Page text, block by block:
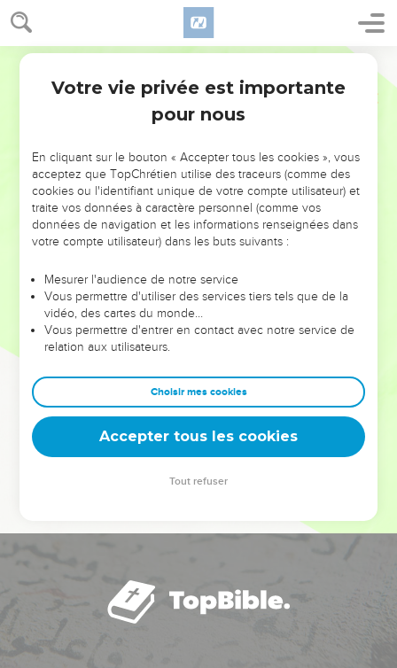
NE MANQUEZ PAS L’ÉVÉNEMENT
DE L’ANNÉE !
ET SI LEURS ERREURS POUVAIENT VOUS ÉVITER LES
VOTRES ?
leur foi ou leur vision. Mais on voit moins les doutes, les erreurs
et les saisons difficiles qu'ils ont traversés, alors même que ce
sont elles qui les ont façonnés.
Dans cette conférence, leaders, entrepreneurs, et responsables
clés pour avancer avec plus de sagesse afin que leurs erreurs
deviennent vos tremplins. Que vous guidiez un ministère, une
équipe, un groupe ou une famille, leur expérience est faite
Votre vie privée est importante
pour nous
En cliquant sur le bouton « Accepter tous les cookies », vous
acceptez que TopChrétien utilise des traceurs (comme des
cookies ou l'identifiant unique de votre compte utilisateur) et
traite vos données à caractère personnel (comme vos
données de navigation et les informations renseignées dans
votre compte utilisateur) dans les buts suivants :
Mesurer l'audience de notre service
Vous permettre d'utiliser des services tiers tels que de la
vidéo, des cartes du monde…
Vous permettre d'entrer en contact avec notre service de
relation aux utilisateurs.
Choisir mes cookies
Accepter tous les cookies
Tout refuser